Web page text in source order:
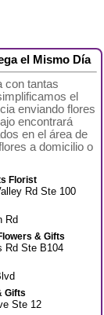
el Mismo Día
con tantas
el
enviando flores
encontrará
en el área de
a domicilio o
Florist
Rd Ste 100
Rd
& Gifts
Rd Ste B104
Gifts
Ste 12